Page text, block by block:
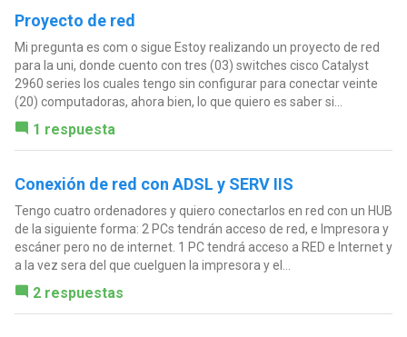
Proyecto de red
Mi pregunta es com o sigue Estoy realizando un proyecto de red
para la uni, donde cuento con tres (03) switches cisco Catalyst
2960 series los cuales tengo sin configurar para conectar veinte
(20) computadoras, ahora bien, lo que quiero es saber si...
1 respuesta
Conexión de red con ADSL y SERV IIS
Tengo cuatro ordenadores y quiero conectarlos en red con un HUB
de la siguiente forma: 2 PCs tendrán acceso de red, e Impresora y
escáner pero no de internet. 1 PC tendrá acceso a RED e Internet y
a la vez sera del que cuelguen la impresora y el...
2 respuestas